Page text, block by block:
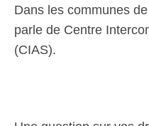
Dans les communes
parle de Centre
(CIAS).